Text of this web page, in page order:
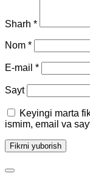
Sharh *
Nom *
E-mail *
Sayt
Keyingi marta
ismim, email va